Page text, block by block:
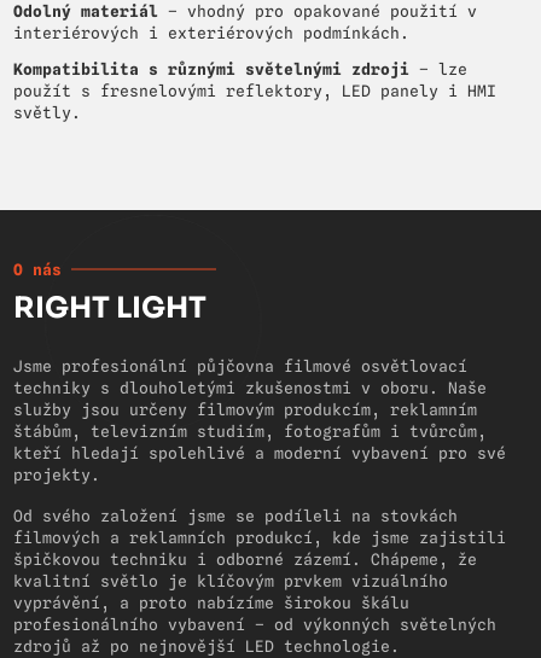
Odolný materiál – vhodný pro opakované použití v
interiérových i exteriérových podmínkách.
Kompatibilita s různými světelnými zdroji – lze
použít s fresnelovými reflektory, LED panely i HMI
světly.
O nás
RIGHT LIGHT
Jsme profesionální půjčovna filmové osvětlovací
techniky s dlouholetými zkušenostmi v oboru. Naše
služby jsou určeny filmovým produkcím, reklamním
štábům, televizním studiím, fotografům i tvůrcům,
kteří hledají spolehlivé a moderní vybavení pro své
projekty.
Od svého založení jsme se podíleli na stovkách
filmových a reklamních produkcí, kde jsme zajistili
špičkovou techniku i odborné zázemí. Chápeme, že
kvalitní světlo je klíčovým prvkem vizuálního
vyprávění, a proto nabízíme širokou škálu
profesionálního vybavení – od výkonných světelných
zdrojů až po nejnovější LED technologie.